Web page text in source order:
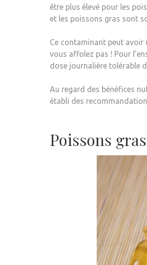
être plus élevé pour les
et les poissons gras sont
Ce contaminant peut avoir
vous affolez pas ! Pour
dose journalière tolérable
Au regard des bénéfices
établi des
Poissons